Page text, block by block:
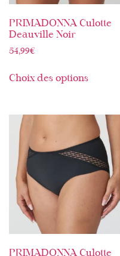
PRIMADONNA Culotte
Deauville Noir
54,99€
Choix des options
PRIMADONNA Culotte